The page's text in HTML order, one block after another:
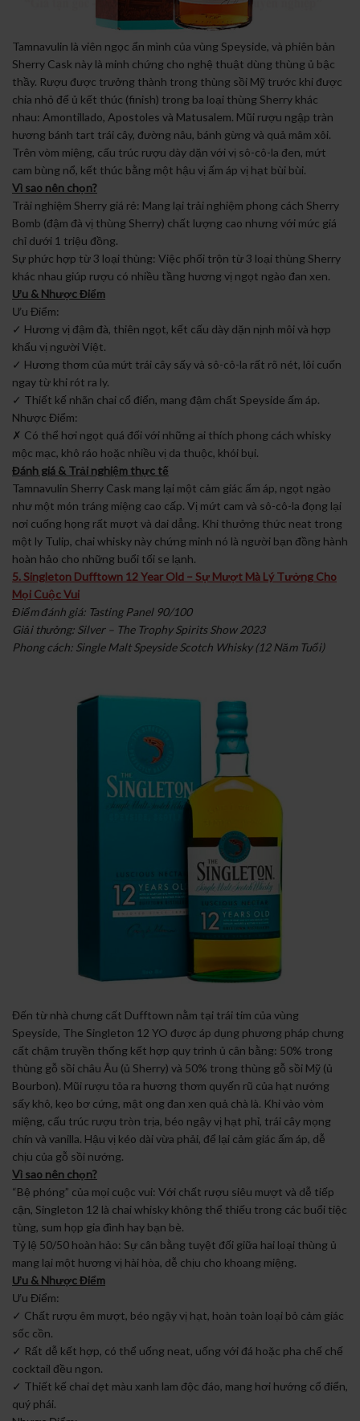
Tamnavulin là viên ngọc ẩn mình của vùng Speyside, và phiên bản
Sherry Cask này là minh chứng cho nghệ thuật dùng thùng ủ bậc
thầy. Rượu được trưởng thành trong thùng sồi Mỹ trước khi được
chia nhỏ để ủ kết thúc (finish) trong ba loại thùng Sherry khác
nhau: Amontillado, Apostoles và Matusalem. Mũi rượu ngập tràn
hương bánh tart trái cây, đường nâu, bánh gừng và quả mâm xôi.
Trên vòm miệng, cấu trúc rượu dày dặn với vị sô-cô-la đen, mứt
cam bùng nổ, kết thúc bằng một hậu vị ấm áp vị hạt bùi bùi.
Vì sao nên chọn?
Trải nghiệm Sherry giá rẻ: Mang lại trải nghiệm phong cách Sherry
Bomb (đậm đà vị thùng Sherry) chất lượng cao nhưng với mức giá
chỉ dưới 1 triệu đồng.
Sự phức hợp từ 3 loại thùng: Việc phối trộn từ 3 loại thùng Sherry
khác nhau giúp rượu có nhiều tầng hương vị ngọt ngào đan xen.
Ưu & Nhược Điểm
Ưu Điểm:
✓ Hương vị đậm đà, thiên ngọt, kết cấu dày dặn nịnh môi và hợp
khẩu vị người Việt.
✓ Hương thơm của mứt trái cây sấy và sô-cô-la rất rõ nét, lôi cuốn
ngay từ khi rót ra ly.
✓ Thiết kế nhãn chai cổ điển, mang đậm chất Speyside ấm áp.
Nhược Điểm:
✗ Có thể hơi ngọt quá đối với những ai thích phong cách whisky
mộc mạc, khô ráo hoặc nhiều vị da thuộc, khói bụi.
Đánh giá & Trải nghiệm thực tế
Tamnavulin Sherry Cask mang lại một cảm giác ấm áp, ngọt ngào
như một món tráng miệng cao cấp. Vị mứt cam và sô-cô-la đọng lại
nơi cuống họng rất mượt và dai dẳng. Khi thưởng thức neat trong
một ly Tulip, chai whisky này chứng minh nó là người bạn đồng hành
hoàn hảo cho những buổi tối se lạnh.
5. Singleton Dufftown 12 Year Old – Sự Mượt Mà Lý Tưởng Cho
Mọi Cuộc Vui
Điểm đánh giá: Tasting Panel 90/100
Giải thưởng: Silver – The Trophy Spirits Show 2023
Phong cách: Single Malt Speyside Scotch Whisky (12 Năm Tuổi)
Đến từ nhà chưng cất Dufftown nằm tại trái tim của vùng
Speyside, The Singleton 12 YO được áp dụng phương pháp chưng
cất chậm truyền thống kết hợp quy trình ủ cân bằng: 50% trong
thùng gỗ sồi châu Âu (ủ Sherry) và 50% trong thùng gỗ sồi Mỹ (ủ
Bourbon). Mũi rượu tỏa ra hương thơm quyến rũ của hạt nướng
sấy khô, kẹo bơ cứng, mật ong đan xen quả chà là. Khi vào vòm
miệng, cấu trúc rượu tròn trịa, béo ngậy vị hạt phỉ, trái cây mọng
chín và vanilla. Hậu vị kéo dài vừa phải, để lại cảm giác ấm áp, dễ
chịu của gỗ sồi nướng.
Vì sao nên chọn?
“Bệ phóng” của mọi cuộc vui: Với chất rượu siêu mượt và dễ tiếp
cận, Singleton 12 là chai whisky không thể thiếu trong các buổi tiệc
tùng, sum họp gia đình hay bạn bè.
Tỷ lệ 50/50 hoàn hảo: Sự cân bằng tuyệt đối giữa hai loại thùng ủ
mang lại một hương vị hài hòa, dễ chịu cho khoang miệng.
Ưu & Nhược Điểm
Ưu Điểm:
✓ Chất rượu êm mượt, béo ngậy vị hạt, hoàn toàn loại bỏ cảm giác
sốc cồn.
✓ Rất dễ kết hợp, có thể uống neat, uống với đá hoặc pha chế chế
cocktail đều ngon.
✓ Thiết kế chai dẹt màu xanh lam độc đáo, mang hơi hướng cổ điển,
quý phái.